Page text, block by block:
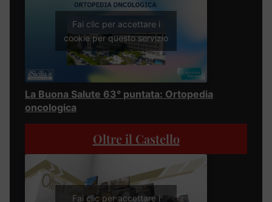
Fai clic per accettare i
cookie per questo servizio
La Buona Salute 63° puntata: Ortopedia
oncologica
Oltre il Castello
Fai clic per accettare i